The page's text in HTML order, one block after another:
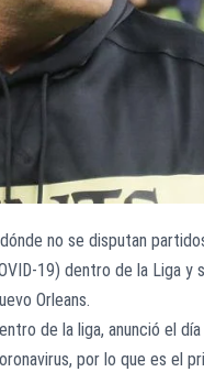
no se disputan
19) dentro de la Liga y
Orleans.
de la liga, anunció el
por lo que es el